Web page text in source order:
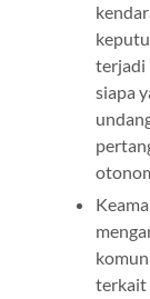
terjadi
siapa
terkait